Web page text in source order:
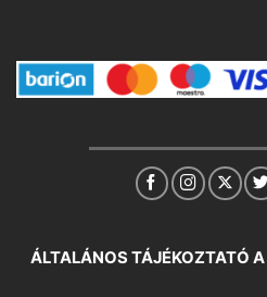
ÁLTALÁNOS TÁJÉKOZTATÓ